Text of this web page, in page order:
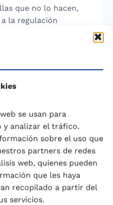
se usan para
y analizar el tráfico.
sobre el uso que
partners de redes
web, quienes pueden
que les haya
recopilado a partir del
servicios.
que no lo hacen,
la regulación
lactancia. La
papel crucial al
y promover una
en la madre.
lactancia materna en
en los bebés. Se ha
amamantados
más controlada
con aquellos
lo que podría
de los
de la leche materna.